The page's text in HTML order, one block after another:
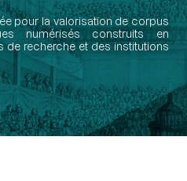
pour la valorisation de corpus
numérisés construits en
de recherche et des institutions